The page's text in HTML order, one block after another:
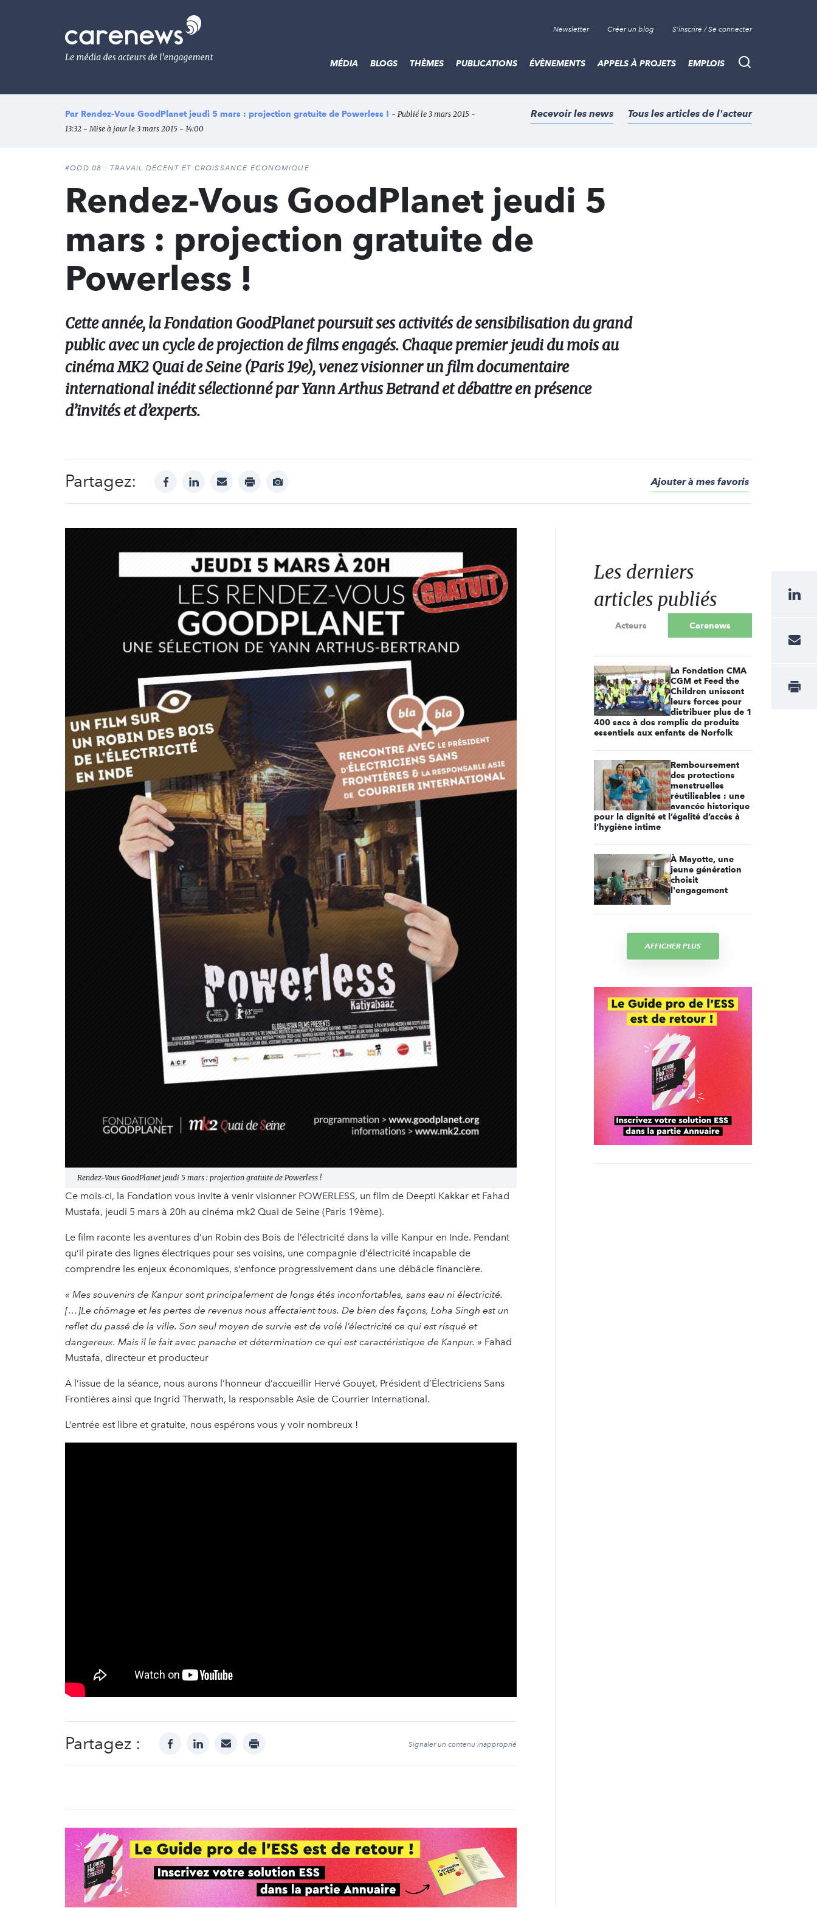
Le
média
de
l'engagement
Newsletter Créer un blog S'inscrire / Se connecter
Recherche
MÉDIA BLOGS THÈMES PUBLICATIONS ÉVÈNEMENTS APPELS À PROJETS EMPLOIS
Par Rendez-Vous GoodPlanet jeudi 5 mars : projection gratuite de Powerless ! - Publié le 3 mars 2015 -
13:32 - Mise à jour le 3 mars 2015 - 14:00
Recevoir les news Tous les articles de l'acteur
#ODD 08 : TRAVAIL DÉCENT ET CROISSANCE ÉCONOMIQUE
Rendez-Vous GoodPlanet jeudi 5
mars : projection gratuite de
Powerless !
Cette année, la Fondation GoodPlanet poursuit ses activités de sensibilisation du grand
public avec un cycle de projection de films engagés. Chaque premier jeudi du mois au
cinéma MK2 Quai de Seine (Paris 19e), venez visionner un film documentaire
international inédit sélectionné par Yann Arthus Betrand et débattre en présence
d’invités et d’experts.
Partagez: facebooklinkedinmail print
Afficher
Ajouter à mes favoris
Rendez-Vous GoodPlanet jeudi 5 mars : projection gratuite de Powerless !
Ce mois-ci, la Fondation vous invite à venir visionner POWERLESS, un film de Deepti Kakkar et Fahad
Mustafa, jeudi 5 mars à 20h au cinéma mk2 Quai de Seine (Paris 19ème).
Le film raconte les aventures d’un Robin des Bois de l’électricité dans la ville Kanpur en Inde. Pendant
qu’il pirate des lignes électriques pour ses voisins, une compagnie d’électricité incapable de
comprendre les enjeux économiques, s’enfonce progressivement dans une débâcle financière.
« Mes souvenirs de Kanpur sont principalement de longs étés inconfortables, sans eau ni électricité.
[…]Le chômage et les pertes de revenus nous affectaient tous. De bien des façons, Loha Singh est un
reflet du passé de la ville. Son seul moyen de survie est de volé l’électricité ce qui est risqué et
dangereux. Mais il le fait avec panache et détermination ce qui est caractéristique de Kanpur. » Fahad
Mustafa, directeur et producteur
A l’issue de la séance, nous aurons l’honneur d’accueillir Hervé Gouyet, Président d’Électriciens Sans
Frontières ainsi que Ingrid Therwath, la responsable Asie de Courrier International.
L’entrée est libre et gratuite, nous espérons vous y voir nombreux !
Partagez : facebooklinkedinmail print Signaler un contenu inapproprié
Les derniers
articles publiés
Acteurs Carenews
La Fondation CMA
CGM et Feed the
Children unissent
leurs forces pour
distribuer plus de 1
400 sacs à dos remplis de produits
essentiels aux enfants de Norfolk
Remboursement
des protections
menstruelles
réutilisables : une
avancée historique
pour la dignité et l’égalité d’accès à
l’hygiène intime
À Mayotte, une
jeune génération
choisit
l'engagement
AFFICHER PLUS